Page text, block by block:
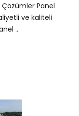
Çözümler Panel
ve kaliteli
...